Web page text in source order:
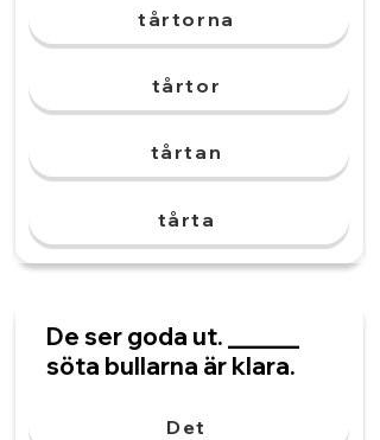
tårtorna
tårtor
tårtan
tårta
De ser goda ut. ______
söta bullarna är klara.
Det